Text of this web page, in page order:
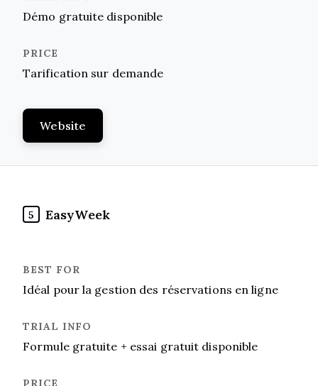
Démo gratuite disponible
Tarification sur demande
Website
5 EasyWeek
Idéal pour la gestion des réservations en ligne
Formule gratuite + essai gratuit disponible